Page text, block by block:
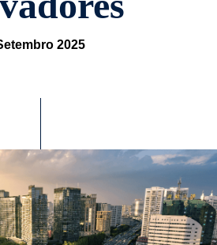
2025